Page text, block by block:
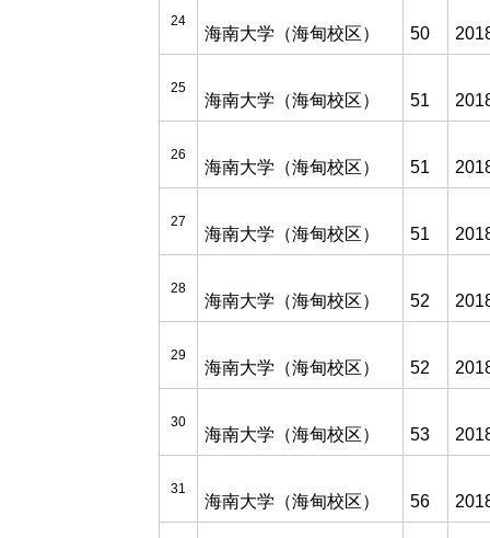
24
海南大学（海甸校区） 50
25
海南大学（海甸校区） 51
26
海南大学（海甸校区） 51
27
海南大学（海甸校区） 51
28
海南大学（海甸校区） 52
29
海南大学（海甸校区） 52
30
海南大学（海甸校区） 53
31
海南大学（海甸校区） 56